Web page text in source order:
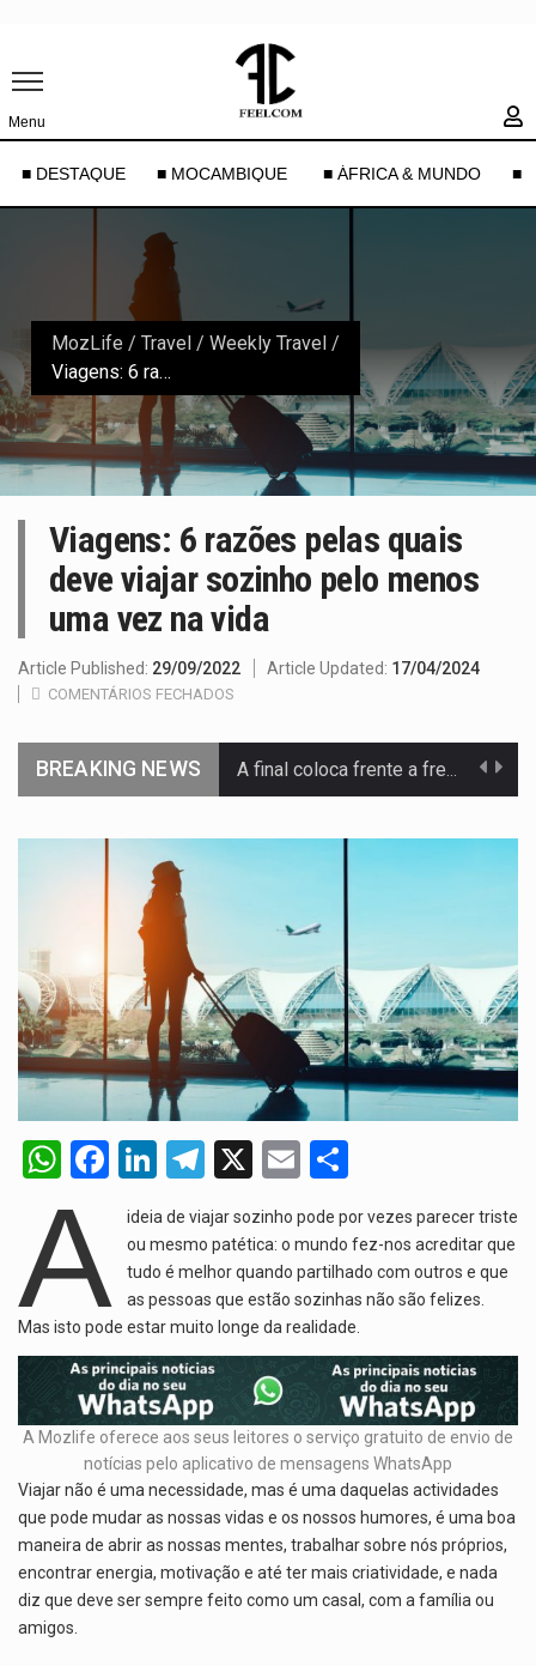
Menu
■ DESTAQUE ■ MOCAMBIQUE ■ ÁFRICA & MUNDO ■
MozLife / Travel / Weekly Travel /
Viagens: 6 razões pelas quais deve viajar sozinho pelo menos uma vez na vida
Viagens: 6 razões pelas quais
deve viajar sozinho pelo menos
uma vez na vida
Article Published: 29/09/2022 Article Updated: 17/04/2024
COMENTÁRIOS FECHADOS
BREAKING NEWS A final coloca frente a frente duas equipas que chegaram…
Um dos casos mais graves envolveu a residência de Sam…
A cidade de Bunia, capital da província de Ituri, tornou-se…
O Senado dos Estados Unidos aprovou, no dia 7 de…
A nova legislação estabelece um prazo de 180 dias para…
O Departamento de Estado norte-americano confirmou que cidadãos dos Estados…
W
h
at
s
A
p
p
F
a
ce
b
o
o
k
Li
n
ke
dI
n
T
el
e
gr
a
m
X
E
m
ail ar
e
A
ideia de viajar sozinho pode por vezes parecer triste
ou mesmo patética: o mundo fez-nos acreditar que
tudo é melhor quando partilhado com outros e que
as pessoas que estão sozinhas não são felizes.
Mas isto pode estar muito longe da realidade.
A Mozlife oferece aos seus leitores o serviço gratuito de envio de
notícias pelo aplicativo de mensagens WhatsApp
Viajar não é uma necessidade, mas é uma daquelas actividades
que pode mudar as nossas vidas e os nossos humores, é uma boa
maneira de abrir as nossas mentes, trabalhar sobre nós próprios,
encontrar energia, motivação e até ter mais criatividade, e nada
diz que deve ser sempre feito como um casal, com a família ou
amigos.